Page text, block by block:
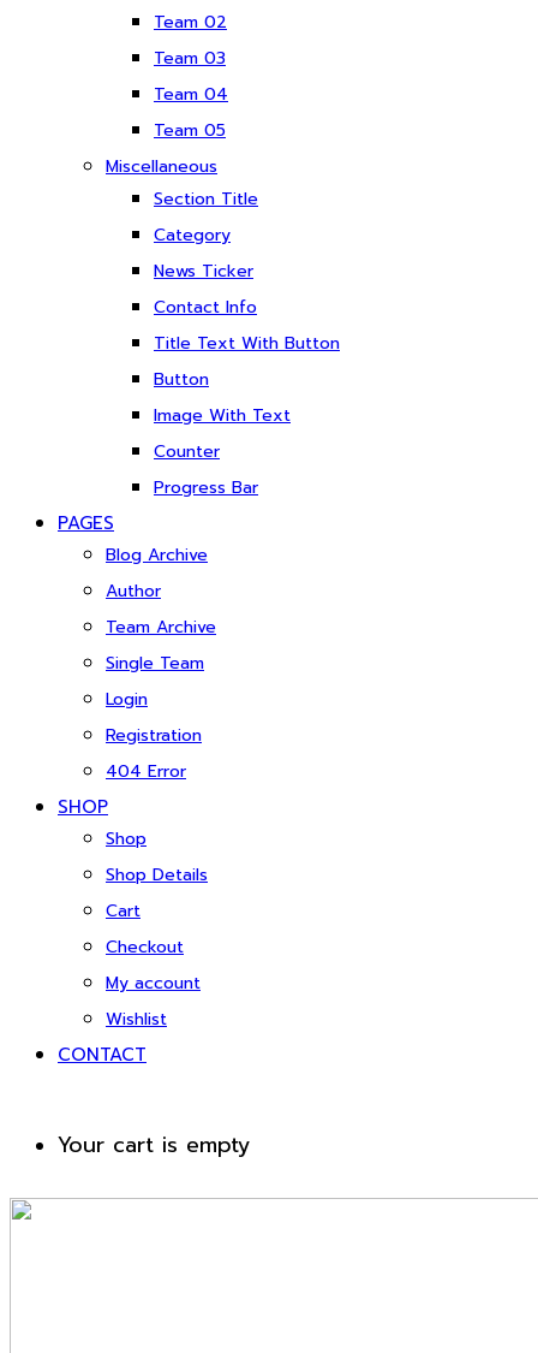
Team 02
Team 03
Team 04
Team 05
Miscellaneous
Section Title
Category
News Ticker
Contact Info
Title Text With Button
Button
Image With Text
Counter
Progress Bar
PAGES
Blog Archive
Author
Team Archive
Single Team
Login
Registration
404 Error
SHOP
Shop
Shop Details
Cart
Checkout
My account
Wishlist
CONTACT
Your cart is empty